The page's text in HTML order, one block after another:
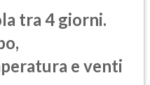
tra 4 giorni.
e venti